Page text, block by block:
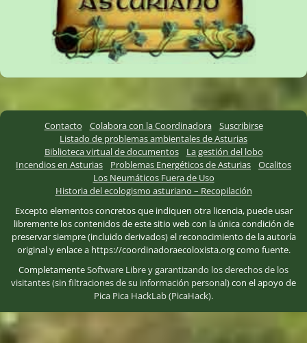
Contacto Colabora con la Coordinadora
Suscribirse
Listado de problemas ambientales de Asturias
Biblioteca virtual de documentos
La gestión del lobo
Incendios en Asturias
Problemas Energéticos de Asturias
Ocalitos
Los Neumáticos Fuera de Uso
Historia del ecologismo asturiano – Recopilación
Excepto elementos concretos que indiquen otra licencia, puede usar
libremente los contenidos de este sitio web con la única condición de
preservar siempre (incluido derivados) el reconocimiento de la autoría
original y enlace a https://coordinadoraecoloxista.org como fuente.
CompletamenteSoftware Libreygarantizando los derechos de los
visitantes (sin filtraciones de su información personal)con el apoyo de
Pica Pica HackLab (PicaHack).